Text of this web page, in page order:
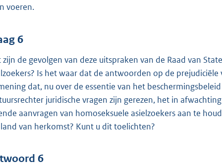
voeren.
6
zijn de gevolgen van deze uitspraken van de Raad van
Is het waar dat de antwoorden op de
dat, nu over de essentie van het
juridische vragen zijn gerezen, het in
aanvragen van homoseksuele asielzoekers aan te
van herkomst? Kunt u dit toelichten?
6